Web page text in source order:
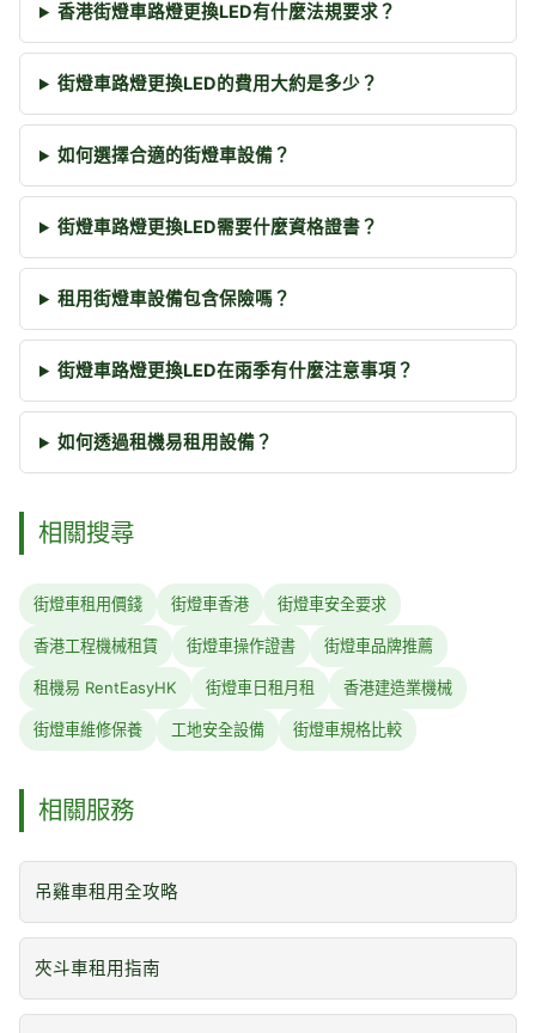
香港街燈車路燈更換LED有什麼法規要求？
街燈車路燈更換LED的費用大約是多少？
如何選擇合適的街燈車設備？
街燈車路燈更換LED需要什麼資格證書？
租用街燈車設備包含保險嗎？
街燈車路燈更換LED在雨季有什麼注意事項？
如何透過租機易租用設備？
相關搜尋
街燈車租用價錢 街燈車香港 街燈車安全要求
香港工程機械租賃 街燈車操作證書 街燈車品牌推薦
租機易 RentEasyHK 街燈車日租月租 香港建造業機械
街燈車維修保養 工地安全設備 街燈車規格比較
相關服務
吊雞車租用全攻略
夾斗車租用指南